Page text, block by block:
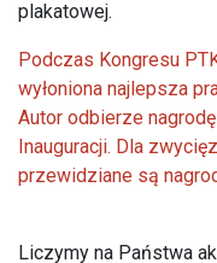
plakatowej.
Podczas Kongresu
wyłoniona najlepsza
Autor odbierze
Inauguracji. Dla
przewidziane są
Liczymy na Państwa